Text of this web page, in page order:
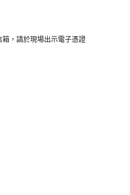
，請於現場出示電子憑證